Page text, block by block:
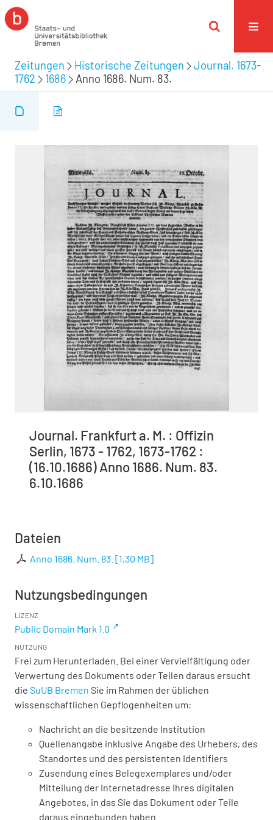
Zeitungen Historische Zeitungen
Journal. 1673-
1762
1686 Anno 1686. Num. 83.
Journal. Frankfurt a. M. : Offizin
Serlin, 1673 - 1762, 1673-1762 :
(16.10.1686) Anno 1686. Num. 83.
6.10.1686
Dateien
Anno 1686. Num. 83. [1,30 MB]
Nutzungsbedingungen
LIZENZ
Public Domain Mark 1.0
NUTZUNG
Frei zum Herunterladen. Bei einer Vervielfältigung oder
Verwertung des Dokuments oder Teilen daraus ersucht
die SuUB Bremen Sie im Rahmen der üblichen
wissenschaftlichen Gepflogenheiten um:
Nachricht an die besitzende Institution
Quellenangabe inklusive Angabe des Urhebers, des
Standortes und des persistenten Identifiers
Zusendung eines Belegexemplares und/oder
Mitteilung der Internetadresse Ihres digitalen
Angebotes, in das Sie das Dokument oder Teile
daraus eingebunden haben